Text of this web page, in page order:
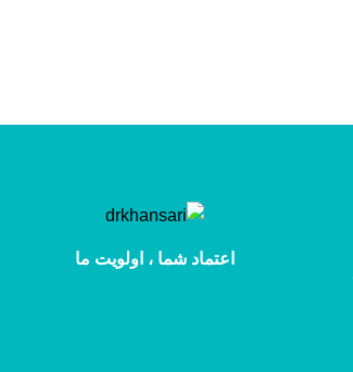
اعتماد شما ، اولویت ما